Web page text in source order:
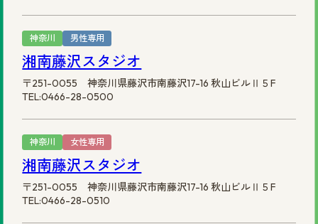
神奈川 男性専用
湘南藤沢スタジオ
〒251-0055 神奈川県藤沢市南藤沢17-16 秋山ビルⅡ５F
TEL:0466-28-0500
神奈川 女性専用
湘南藤沢スタジオ
〒251-0055 神奈川県藤沢市南藤沢17-16 秋山ビルⅡ５F
TEL:0466-28-0510